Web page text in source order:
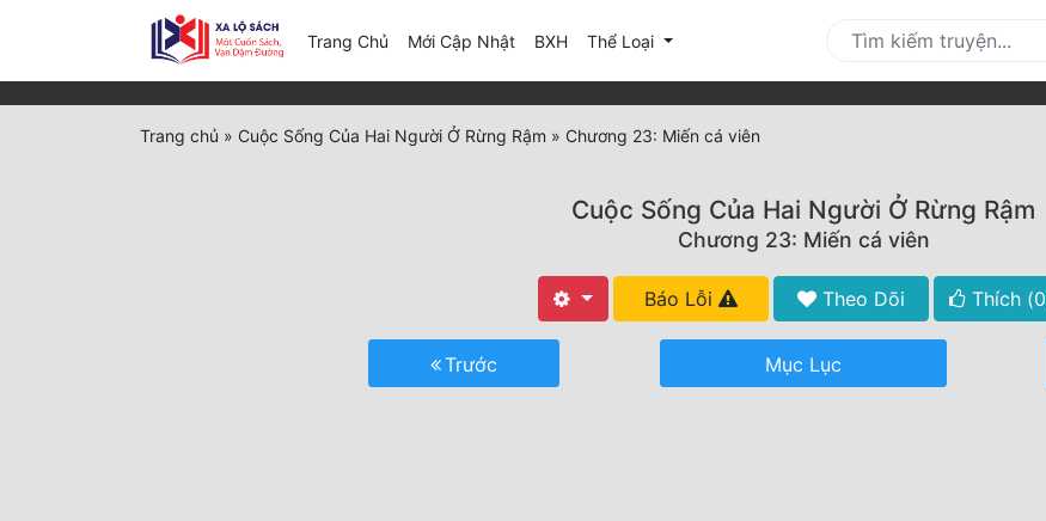
Trang Chủ Mới Cập Nhật(current)
BXH Thể Loại
Trang chủ » Cuộc Sống Của Hai Người Ở Rừng Rậm » Chương 23: Miến cá viên
Cuộc Sống Của Hai Người Ở Rừng Rậm
Chương 23: Miến cá viên
Báo Lỗi Theo Dõi Thích (0
Trước Mục Lục